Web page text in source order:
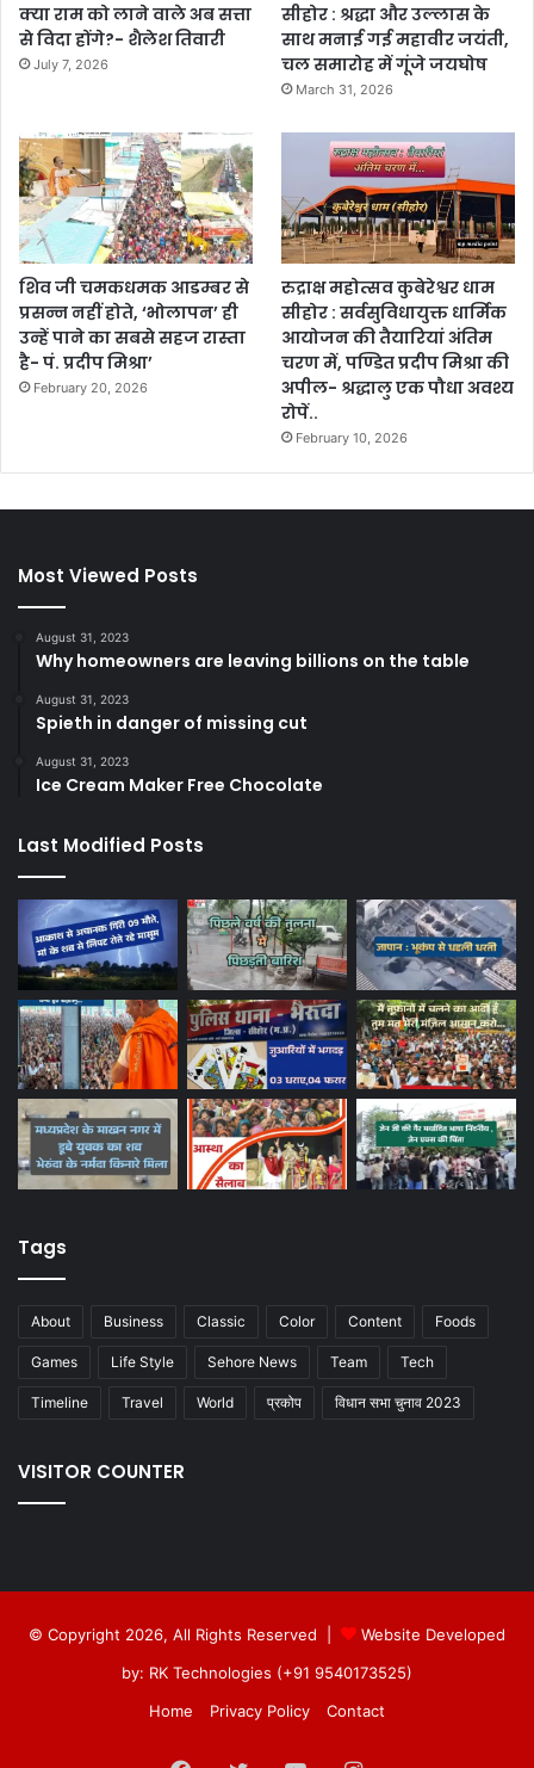
क्या राम को लाने वाले अब सत्ता
से विदा होंगे?- शैलेश तिवारी
July 7, 2026
सीहोर : श्रद्धा और उल्लास के
साथ मनाई गई महावीर जयंती,
चल समारोह में गूंजे जयघोष
March 31, 2026
शिव जी चमकधमक आडम्बर से
प्रसन्न नहीं होते, ‘भोलापन’ ही
उन्हें पाने का सबसे सहज रास्ता
है- पं. प्रदीप मिश्रा’
February 20, 2026
रुद्राक्ष महोत्सव कुबेरेश्वर धाम
सीहोर : सर्वसुविधायुक्त धार्मिक
आयोजन की तैयारियां अंतिम
चरण में, पण्डित प्रदीप मिश्रा की
अपील- श्रद्धालु एक पौधा अवश्य
रोपें..
February 10, 2026
Most Viewed Posts
August 31, 2023
Why homeowners are leaving billions on the table
August 31, 2023
Spieth in danger of missing cut
August 31, 2023
Ice Cream Maker Free Chocolate
Last Modified Posts
Tags
About Business Classic Color Content Foods
Games Life Style Sehore News Team Tech
Timeline Travel World प्रकोप विधान सभा चुनाव 2023
VISITOR COUNTER
© Copyright 2026, All Rights Reserved |
Website Developed
by: RK Technologies (+91 9540173525)
Home
Privacy Policy Contact